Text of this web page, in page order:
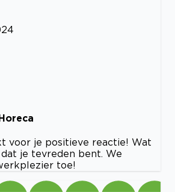
voor je positieve reactie! Wat
je tevreden bent. We
toe!